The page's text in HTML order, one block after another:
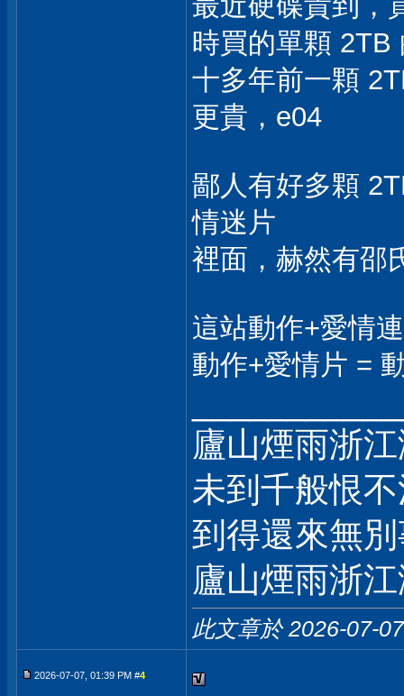
時買的單顆 2TB
十多年前一顆
更貴，e04
鄙人有好多顆
情迷片
裡面，赫然有邵
這站動作+愛情
動作+愛情片 =
廬山煙雨浙
未到千般恨
到得還來無
廬山煙雨浙
此文章於 2026-07-
2026-07-07, 01:39 PM #4